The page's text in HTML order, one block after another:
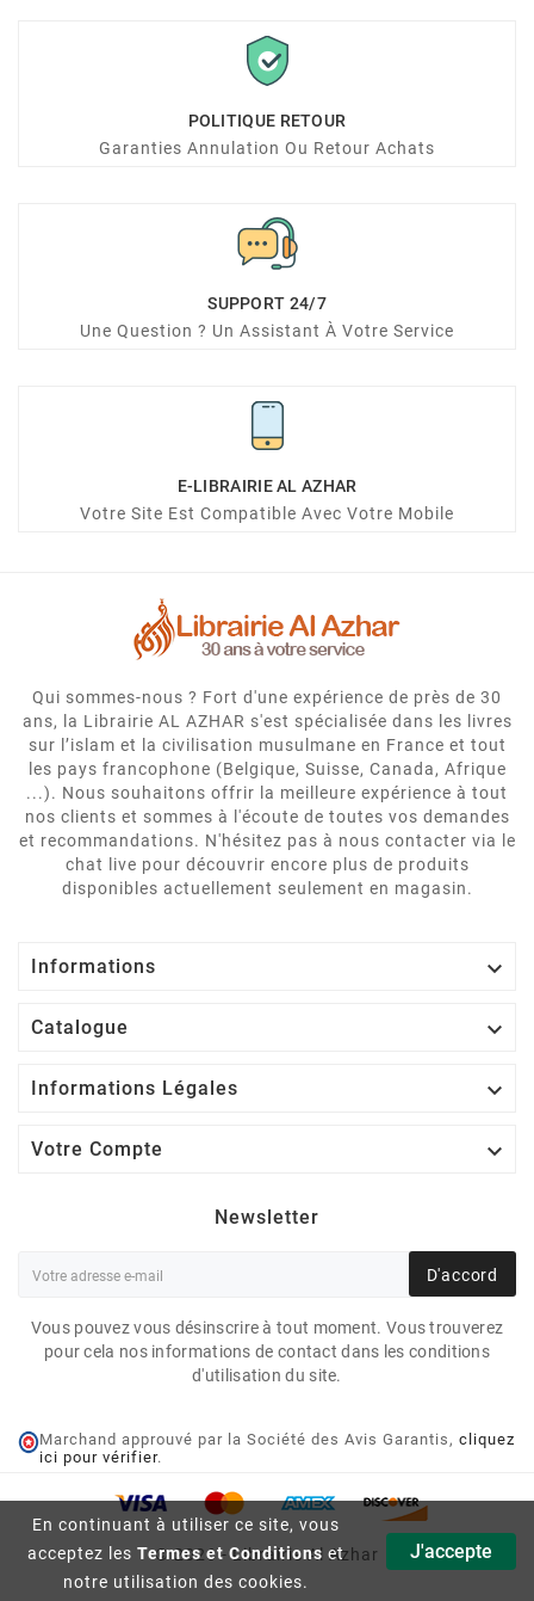
En continuant à utiliser ce site, vous
acceptez les Termes et Conditions et
notre utilisation des cookies.
J'accepte
POLITIQUE RETOUR
Garanties Annulation Ou Retour Achats
SUPPORT 24/7
Une Question ? Un Assistant À Votre Service
E-LIBRAIRIE AL AZHAR
Votre Site Est Compatible Avec Votre Mobile
Qui sommes-nous ? Fort d'une expérience de près de 30
ans, la Librairie AL AZHAR s'est spécialisée dans les livres
sur l’islam et la civilisation musulmane en France et tout
les pays francophone (Belgique, Suisse, Canada, Afrique
...). Nous souhaitons offrir la meilleure expérience à tout
nos clients et sommes à l'écoute de toutes vos demandes
et recommandations. N'hésitez pas à nous contacter via le
chat live pour découvrir encore plus de produits
disponibles actuellement seulement en magasin.
Informations 
Catalogue 
Informations Légales 
Votre Compte 
Newsletter
D'accord
Vous pouvez vous désinscrire à tout moment. Vous trouverez
pour cela nos informations de contact dans les conditions
d'utilisation du site.
Marchand approuvé par la Société des Avis Garantis, cliquez
ici pour vérifier.
© 2026 - Librairie Al Azhar